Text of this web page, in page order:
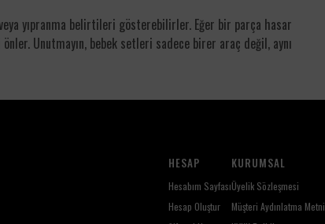
yıpranma belirtileri gösterebilirler. Eğer bir parça hasar
Unutmayın, bebek setleri sadece birer araç değil, aynı
HESAP
Hesabım Sayfası
Hesap Oluştur
KURUMSAL
Üyelik Sözleşmesi
Müşteri Aydınlatma Metni